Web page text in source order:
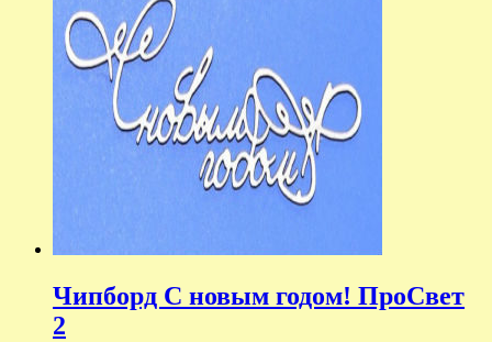
Чипборд С новым годом! ПроСвет
2